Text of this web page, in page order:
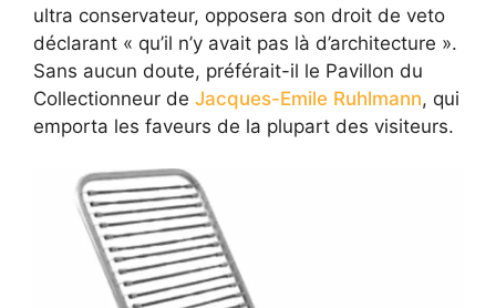
ultra conservateur, opposera son droit de veto
déclarant « qu’il n’y avait pas là d’architecture ».
Sans aucun doute, préférait-il le Pavillon du
Collectionneur de Jacques-Emile Ruhlmann, qui
emporta les faveurs de la plupart des visiteurs.